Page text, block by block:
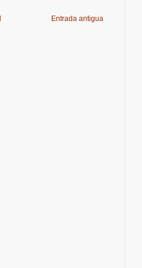
Entrada antigua